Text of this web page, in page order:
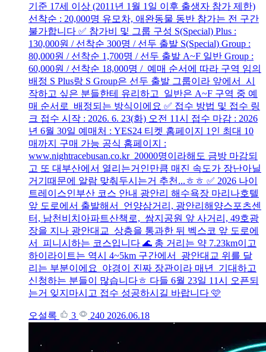
기준 17세 이상 (2011년 1월 1일 이후 출생자 참가 제한)
선착순 : 20,000명 유모차, 애완동물 동반 참가는 전 구간
불가합니다 ✅ 참가비 및 그룹 구성 S(Special) Plus :
130,000원 / 선착순 300명 / 선두 출발 S(Special) Group :
80,000원 / 선착순 1,700명 / 선두 출발 A~F 일반 Group :
60,000원 / 선착순 18,000명 / 예매 순서에 따라 구역 임의
배정 S Plus랑 S Group은 선두 출발 그룹이라 앞에서 시
작하고 싶은 분들한테 유리하고 일반은 A~F 구역 중 예
매 순서로 배정되는 방식이에요 ✅ 접수 방법 및 접수 링
크 접수 시작 : 2026. 6. 23(화) 오전 11시 접수 마감 : 2026
년 6월 30일 예매처 : YES24 티켓 홈페이지 1인 최대 10
매까지 구매 가능 공식 홈페이지 :
www.nightracebusan.co.kr 20000명이라해도 금방 마감되
고 또 대부산에서 열리는거인만큼 매진 속도가 장난아닐
거기때문에 알람 맞춰두시는거 추천...ㅎㅎ ✅ 2026 나이
트레이스인부산 코스 안내 광안리 해수욕장 마리나호텔
앞 도로에서 출발해서 언양삼거리, 광안리해양스포츠센
터, 남천비치아파트산책로, 쌈지공원 앞 사거리, 49호광
장을 지나 광안대교 상층을 통과한 뒤 벡스코 앞 도로에
서 피니시하는 코스입니다 🌊 총 거리는 약 7.23km이고
하이라이트는 역시 4~5km 구간에서 광안대교 위를 달
리는 부분이에요 야경이 진짜 장관이라 매년 기대하고
신청하는 분들이 많습니다ㅎ 다들 6월 23일 11시 오픈되
는거 잊지마시고 접수 성공하시길 바랍니다 🩷
오설록 3 240 2026.06.18